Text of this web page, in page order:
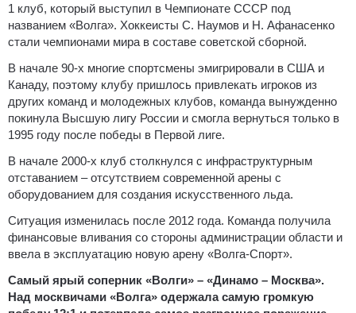
1 клуб, который выступил в Чемпионате СССР под
названием «Волга». Хоккеисты С. Наумов и Н. Афанасенко
стали чемпионами мира в составе советской сборной.
В начале 90-х многие спортсмены эмигрировали в США и
Канаду, поэтому клубу пришлось привлекать игроков из
других команд и молодежных клубов, команда вынужденно
покинула Высшую лигу России и смогла вернуться только в
1995 году после победы в Первой лиге.
В начале 2000-х клуб столкнулся с инфраструктурным
отставанием – отсутствием современной арены с
оборудованием для создания искусственного льда.
Ситуация изменилась после 2012 года. Команда получила
финансовые вливания со стороны администрации области и
ввела в эксплуатацию новую арену «Волга-Спорт».
Самый ярый соперник «Волги» – «Динамо – Москва».
Над москвичами «Волга» одержала самую громкую